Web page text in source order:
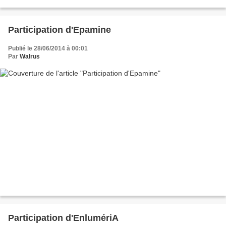
Participation d'Epamine
Publié le 28/06/2014 à 00:01
Par Walrus
Participation d'EnlumériA